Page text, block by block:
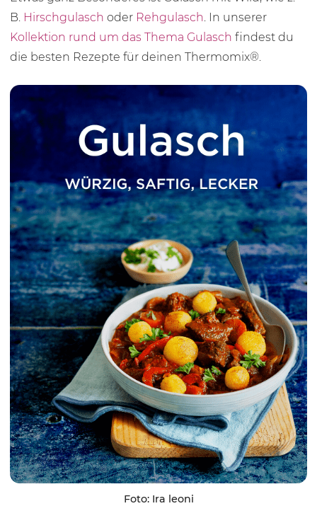
B. Hirschgulasch oder Rehgulasch . In unserer
Kollektion rund um das Thema Gulasch findest du
die besten Rezepte für deinen Thermomix®.
Foto: Ira leoni